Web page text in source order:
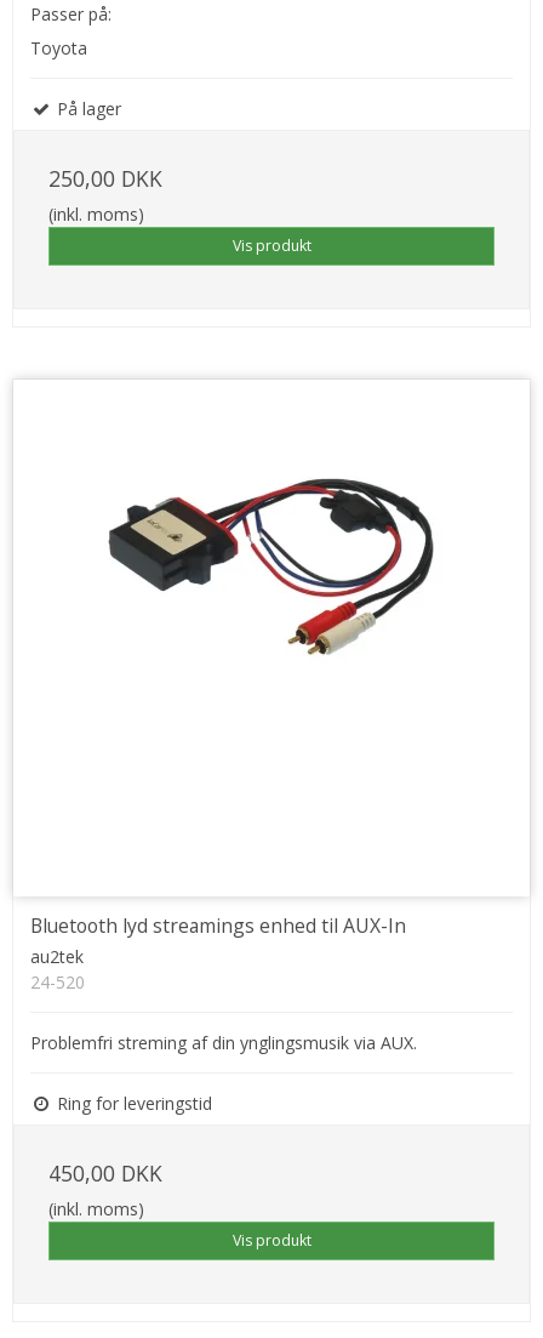
Passer på:
Toyota
På lager
250,00 DKK
(inkl. moms)
Vis produkt
Bluetooth lyd streamings enhed til AUX-In
au2tek
24-520
Problemfri streming af din ynglingsmusik via AUX.
Ring for leveringstid
450,00 DKK
(inkl. moms)
Vis produkt